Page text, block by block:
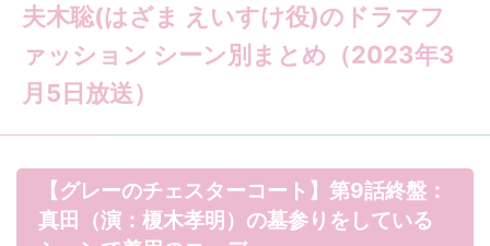
夫木聡(はざま えいすけ役)のドラマフ
ァッション シーン別まとめ（2023年3
月5日放送）
【グレーのチェスターコート】第9話終盤：
真田（演：榎木孝明）の墓参りをしている